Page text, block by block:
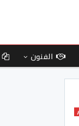
الفنون